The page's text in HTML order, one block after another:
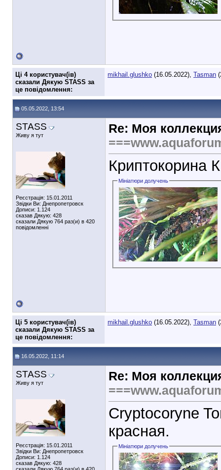
Ці 4 користувач(ів)
сказали Дякую STASS за
це повідомлення:
mikhail.glushko (16.05.2022), Tasman
05.05.2022, 13:54
STASS
Живу я тут
Реєстрація: 15.01.2011
Звідки Ви: Днепропетровск
Дописи: 1.124
сказав Дякую: 428
сказали Дякую 764 раз(и) в 420
повідомленні
Re: Моя
Криптокорина
Мініатюри долучень
Ці 5 користувач(ів)
сказали Дякую STASS за
це повідомлення:
mikhail.glushko (16.05.2022), Tasman
16.05.2022, 11:14
STASS
Живу я тут
Реєстрація: 15.01.2011
Звідки Ви: Днепропетровск
Дописи: 1.124
сказав Дякую: 428
Re: Моя
Cryptocoryne
красная.
Мініатюри долучень